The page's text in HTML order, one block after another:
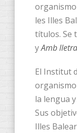
les Illes
títulos. Se
yAmb
El Institut
la lengua
Sus
Illes